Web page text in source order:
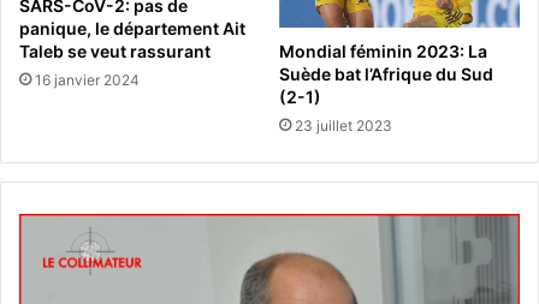
SARS-CoV-2: pas de
panique, le département Ait
Taleb se veut rassurant
16 janvier 2024
Mondial féminin 2023: La
Suède bat l’Afrique du Sud
(2-1)
23 juillet 2023